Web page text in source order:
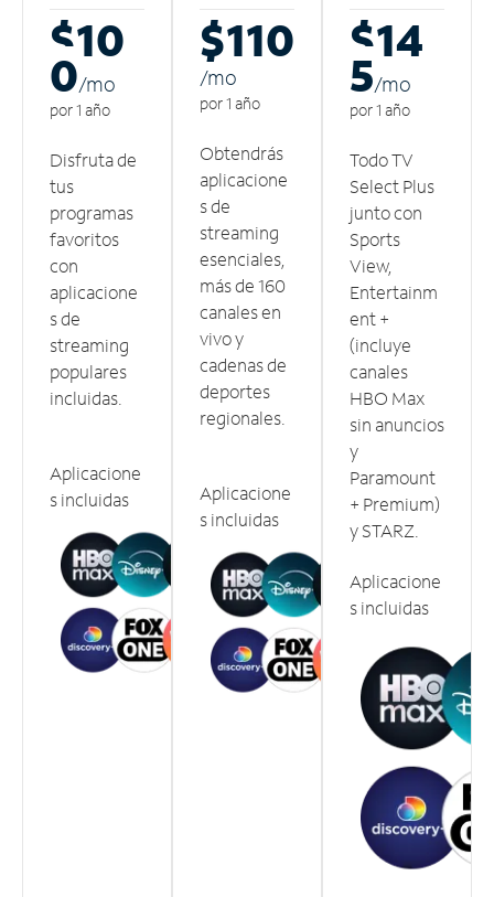
$10
0/mo
por 1 año
Disfruta de
tus
programas
favoritos
con
aplicacione
s de
streaming
populares
incluidas.
Aplicacione
s incluidas
$110
/mo
por 1 año
Obtendrás
aplicacione
s de
streaming
esenciales,
más de 160
canales en
vivo y
cadenas de
deportes
regionales.
Aplicacione
s incluidas
$14
5/mo
por 1 año
Todo TV
Select Plus
junto con
Sports
View,
Entertainm
ent +
(incluye
canales
HBO Max
sin anuncios
y
Paramount
+ Premium)
y STARZ.
Aplicacione
s incluidas